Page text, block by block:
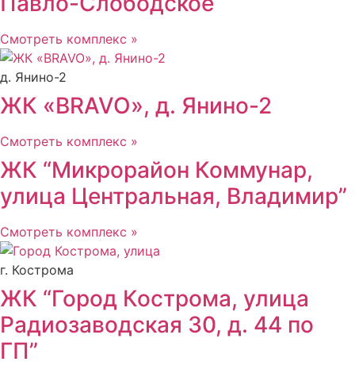
Смотреть комплекс »
д. Янино-2
ЖК «BRAVO», д. Янино-2
Смотреть комплекс »
ЖК “Микрорайон Коммунар,
улица Центральная, Владимир”
Смотреть комплекс »
г. Кострома
ЖК “Город Кострома, улица
Радиозаводская 30, д. 44 по
ГП”